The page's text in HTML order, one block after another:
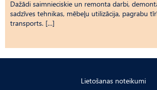
Dažādi saimnieciskie un remonta darbi,
sadzīves tehnikas, mēbeļu utilizācija, pagrabu
transports. […]
Lietošanas noteikumi